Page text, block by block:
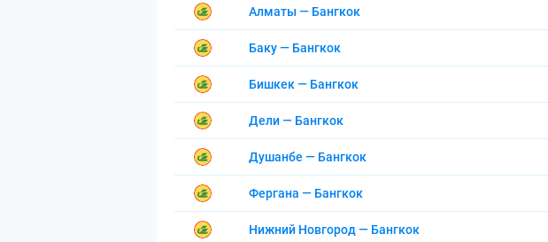
Алматы — Бангкок
Баку — Бангкок
Бишкек — Бангкок
Дели — Бангкок
Душанбе — Бангкок
Фергана — Бангкок
Нижний Новгород — Бангкок